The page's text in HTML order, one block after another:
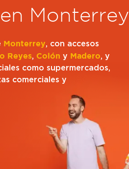
Monterrey
Monterrey, con accesos
Reyes, Colón y Madero, y
como supermercados,
comerciales y